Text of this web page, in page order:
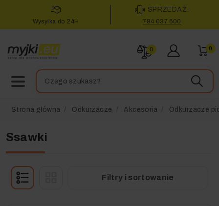
Wysyłka do 24H
SPRZEDAŻ:
794 037 600
0 0
Strona główna Odkurzacze Akcesoria Odkurzacze
Ssawki
Filtry i sortowanie